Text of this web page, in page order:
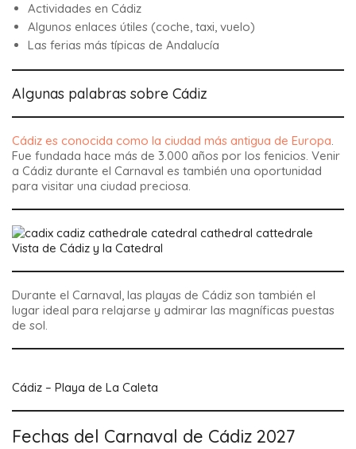
Actividades en Cádiz
Algunos enlaces útiles (coche, taxi, vuelo)
Las ferias más típicas de Andalucía
Algunas palabras sobre Cádiz
Cádiz es conocida como la ciudad más antigua de Europa.
Fue fundada hace más de 3.000 años por los fenicios. Venir
a Cádiz durante el Carnaval es también una oportunidad
para visitar una ciudad preciosa.
Vista de Cádiz y la Catedral
Durante el Carnaval, las playas de Cádiz son también el
lugar ideal para relajarse y admirar las magníficas puestas
de sol.
Cádiz – Playa de La Caleta
Fechas del Carnaval de Cádiz 2027